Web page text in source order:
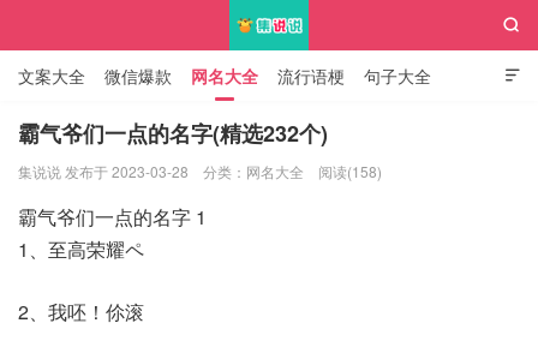

文案大全 微信爆款 网名大全 流行语梗 句子大全
知识大全

霸气爷们一点的名字(精选232个)
集说说 发布于 2023-03-28 分类： 网名大全 阅读(158)
霸气爷们一点的名字 1
1、至高荣耀ペ
2、我呸！伱滚